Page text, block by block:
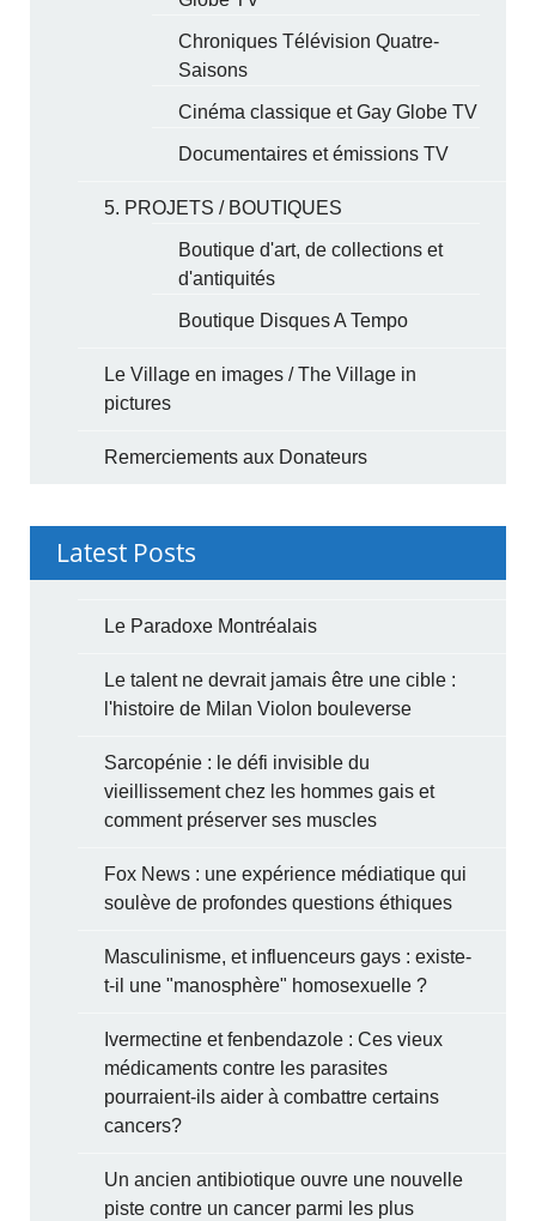
Chroniques Télévision Quatre-
Saisons
Cinéma classique et Gay Globe TV
Documentaires et émissions TV
5. PROJETS / BOUTIQUES
Boutique d'art, de collections et
d'antiquités
Boutique Disques A Tempo
Le Village en images / The Village in
pictures
Remerciements aux Donateurs
Latest Posts
Le Paradoxe Montréalais
Le talent ne devrait jamais être une cible :
l'histoire de Milan Violon bouleverse
Sarcopénie : le défi invisible du
vieillissement chez les hommes gais et
comment préserver ses muscles
Fox News : une expérience médiatique qui
soulève de profondes questions éthiques
Masculinisme, et influenceurs gays : existe-
t-il une "manosphère" homosexuelle ?
Ivermectine et fenbendazole : Ces vieux
médicaments contre les parasites
pourraient-ils aider à combattre certains
cancers?
Un ancien antibiotique ouvre une nouvelle
piste contre un cancer parmi les plus